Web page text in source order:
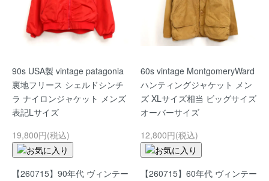
90s USA製 vintage patagonia
裏地フリース シェルドシンチ
ラ ナイロンジャケット メンズ
表記Lサイズ
19,800円(税込)
【260715】90年代 ヴィンテー
60s vintage MontgomeryWard
ハンティングジャケット メン
ズ XLサイズ相当 ビッグサイズ
オーバーサイズ
12,800円(税込)
【260715】60年代 ヴィンテー